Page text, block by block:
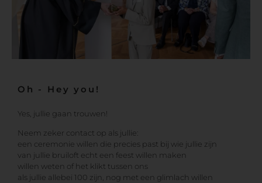
Oh - Hey you!
Yes, jullie gaan trouwen!
Neem zeker contact op als jullie:
een ceremonie willen die precies past bij wie jullie zijn
van jullie bruiloft echt een feest willen maken
willen weten of het klikt tussen ons
als jullie allebei 100 zijn, nog met een glimlach willen